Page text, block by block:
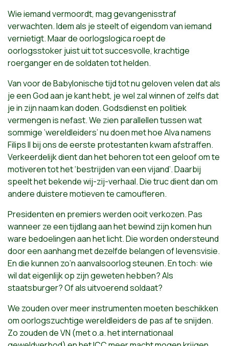
Wie iemand vermoordt, mag gevangenisstraf
verwachten. Idem als je steelt of eigendom van iemand
vernietigt. Maar de oorlogslogica roept de
oorlogsstoker juist uit tot succesvolle, krachtige
roerganger en de soldaten tot helden.
Van voor de Babylonische tijd tot nu geloven velen dat als
je een God aan je kant hebt, je wel zal winnen of zelfs dat
je in zijn naam kan doden. Godsdienst en politiek
vermengen is nefast. We zien parallellen tussen wat
sommige ’wereldleiders’ nu doen met hoe Alva namens
Filips II bij ons de eerste protestanten kwam afstraffen.
Verkeerdelijk dient dan het behoren tot een geloof om te
motiveren tot het ‘bestrijden van een vijand’. Daarbij
speelt het bekende wij-zij-verhaal. Die truc dient dan om
andere duistere motieven te camoufleren.
Presidenten en premiers werden ooit verkozen. Pas
wanneer ze een tijdlang aan het bewind zijn komen hun
ware bedoelingen aan het licht. Die worden ondersteund
door een aanhang met dezelfde belangen of levensvisie.
En die kunnen zo’n aanvalsoorlog steunen. En toch: wie
wil dat eigenlijk op zijn geweten hebben? Als
staatsburger? Of als uitvoerend soldaat?
We zouden over meer instrumenten moeten beschikken
om oorlogszuchtige wereldleiders de pas af te snijden.
Zo zouden de VN (met o.a. het internationaal